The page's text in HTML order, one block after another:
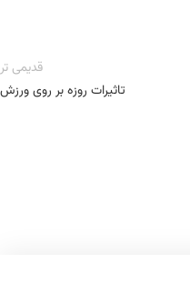
قدیمی تر
تاثیرات روزه بر روی ورزش